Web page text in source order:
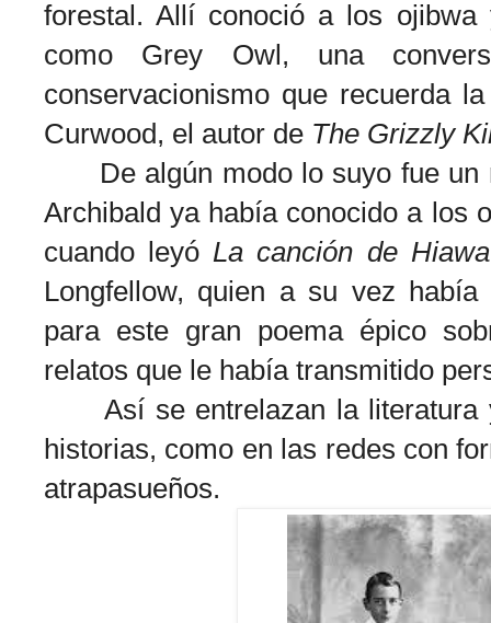
forestal. Allí conoció a los
como Grey Owl, una
conservacionismo que recuerda
Curwood, el autor de The Grizzly
De algún modo lo suyo fue
Archibald ya había conocido a los
cuando leyóLa canción de
Longfellow, quien a su vez había
para este gran poema épico
relatos que le había transmitido
Así se entrelazan la literatura
historias, como en las redes con
atrapasueños.